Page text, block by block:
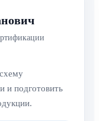
и подготовить